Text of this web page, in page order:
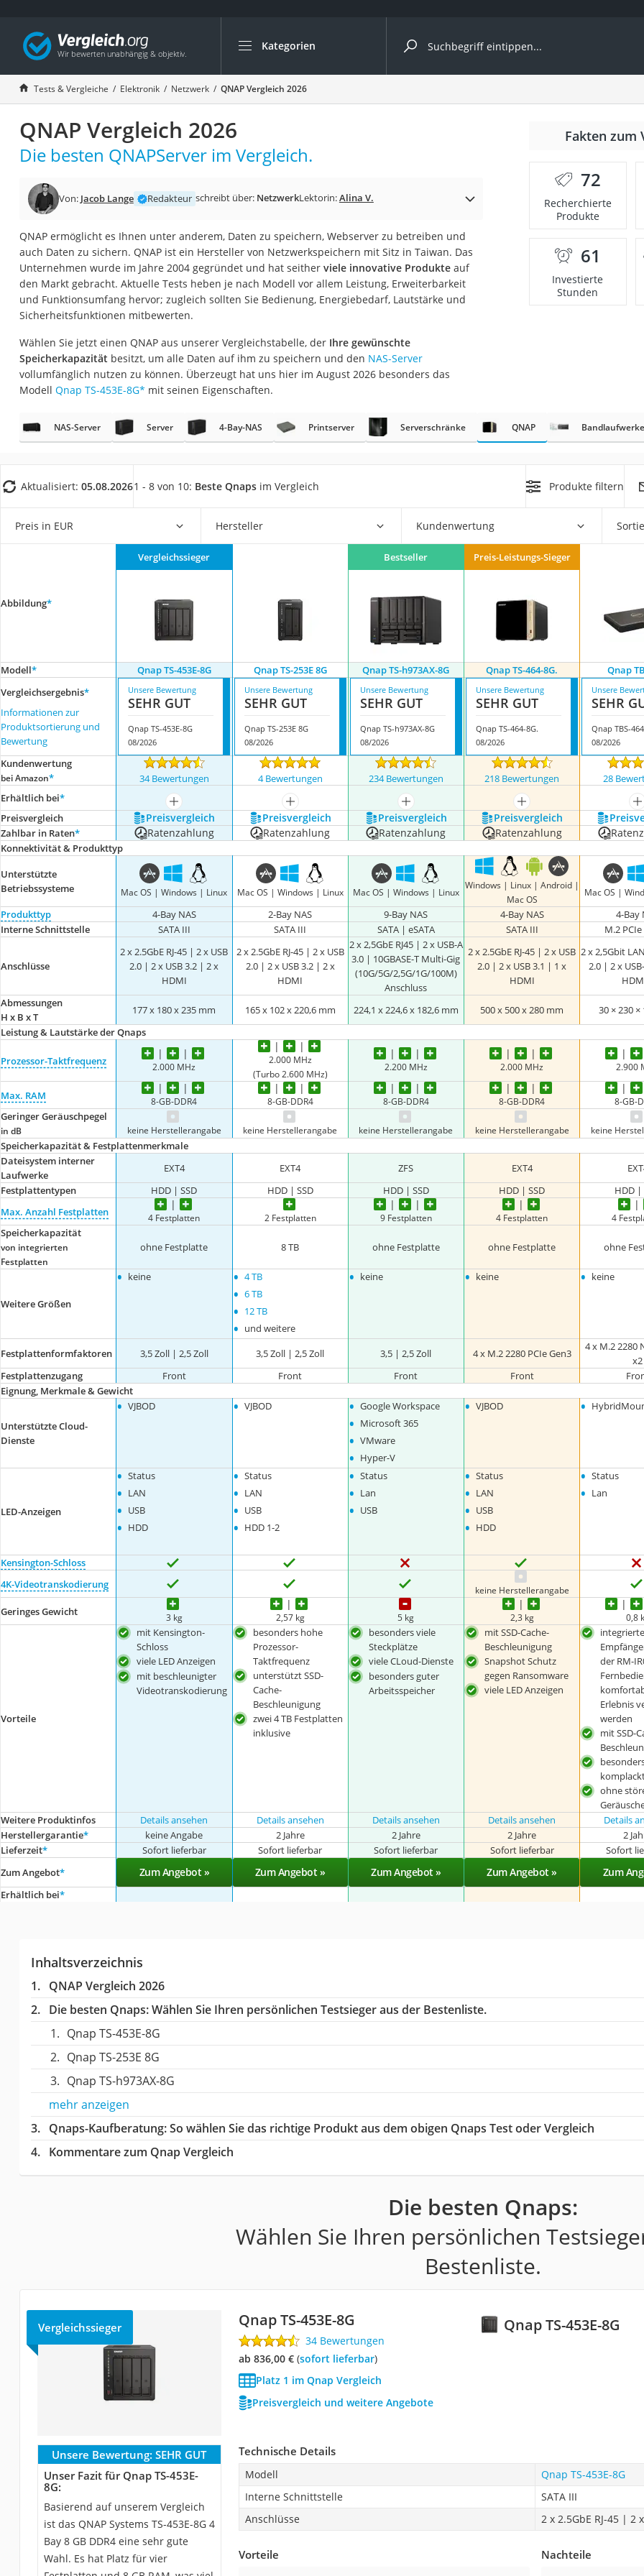
Kategorien
Die beliebtesten Vergleiche nach Kategorie
Elektronik
Powerstation
Monitor 32 Zoll 4K
Fernseher
Drucker
Desktop-PC
Diascanner
Laser-Multifunktionsdrucker
Powerline-Adapter
Powerstation mit Solarpanel
Soundbar
17-Zoll-Laptop
Gaming-Headset
Schnurloses Telefon
Ladekabel Typ 2 Schuko
Tests & Vergleiche Elektronik Netzwerk QNAP Vergleich 2026
QNAP Vergleich 2026
Die besten QNAPServer im Vergleich.
Von: Jacob Lange Redakteur schreibt über: NetzwerkLektorin:Alina V.
QNAP ermöglicht es Ihnen unter anderem, Daten zu speichern, Webserver zu betreiben und
auch Daten zu sichern. QNAP ist ein Hersteller von Netzwerkspeichern mit Sitz in Taiwan. Das
Unternehmen wurde im Jahre 2004 gegründet und hat seither viele innovative Produkteauf
den Markt gebracht. Aktuelle Tests heben je nach Modell vor allem Leistung, Erweiterbarkeit
und Funktionsumfang hervor; zugleich sollten Sie Bedienung, Energiebedarf, Lautstärke und
Sicherheitsfunktionen mitbewerten.
Wählen Sie jetzt einen QNAP aus unserer Vergleichstabelle, der Ihre gewünschte
Speicherkapazität besitzt, um alle Daten auf ihm zu speichern und den NAS-Server
vollumfänglich nutzen zu können. Überzeugt hat uns hier im August 2026 besonders das
Modell Qnap TS-453E-8G* mit seinen Eigenschaften.
Fakten zum
72
Recherchierte
Produkte
61
Investierte
Stunden
NAS-Server Server 4-Bay-NAS Printserver Serverschränke QNAP Bandlaufwerke
Aktualisiert: 05.08.20261 - 8 von 10: Beste Qnaps im Vergleich Produkte filtern
Preis in EUR Hersteller Kundenwertung
Abbildung*
Vergleichssieger Bestseller Preis-Leistungs-Sieger
Modell* Qnap TS-453E-8G Qnap TS-253E 8G Qnap TS-h973AX-8G Qnap TS-464-8G. Qnap
Vergleichsergebnis*
Informationen zur
Produktsortierung und
Bewertung
Unsere Bewertung
SEHR GUT
Qnap TS-453E-8G
08/2026
Unsere Bewertung
SEHR GUT
Qnap TS-253E 8G
08/2026
Unsere Bewertung
SEHR GUT
Qnap TS-h973AX-8G
08/2026
Unsere Bewertung
SEHR GUT
Qnap TS-464-8G.
08/2026
Unsere
SEHR
Qnap TBS-464
08/2026
Kundenwertung
bei Amazon* 34 Bewertungen 4 Bewertungen 234 Bewertungen 218 Bewertungen 28
Erhältlich bei*
mehr anzeigen mehr anzeigen mehr anzeigen mehr anzeigen
Preis­vergleich
Preis­vergleich Preis­vergleich Preis­vergleich Preis­vergleich
Zahlbar in Raten* Ratenzahlung Ratenzahlung Ratenzahlung Ratenzahlung
Konnektivität & Produkttyp
Unterstützte
Betriebssysteme
Mac OS | Windows | Linux Mac OS | Windows | Linux Mac OS | Windows | Linux
Windows | Linux | Android |
Mac OS
Mac OS |
Produkttyp 4-Bay NAS 2-Bay NAS 9-Bay NAS 4-Bay NAS 4-Bay
Interne Schnittstelle
SATA III SATA III SATA | eSATA SATA III M.2
Anschlüsse
2 x 2.5GbE RJ-45 | 2 x USB
2.0 | 2 x USB 3.2 | 2 x
HDMI
2 x 2.5GbE RJ-45 | 2 x USB
2.0 | 2 x USB 3.2 | 2 x
HDMI
2 x 2,5GbE RJ45 | 2 x USB-A
3.0 | 10GBASE-T Multi-Gig
(10G/5G/2,5G/1G/100M)
Anschluss
2 x 2.5GbE RJ-45 | 2 x USB
2.0 | 2 x USB 3.1 | 1 x
HDMI
2 x 2,5Gbit
2.0 | 2 x
Abmessungen
H x B x T
177 x 180 x 235 mm 165 x 102 x 220,6 mm ‎224,1 x 224,6 x 182,6 mm ‎500 x 500 x 280 mm 30 × 230
Leistung & Lautstärke der Qnaps
Prozessor-Taktfrequenz 2.000 MHz
2.000 MHz
(Turbo 2.600 MHz)
2.200 MHz 2.000 MHz 2.900
Max. RAM 8-GB-DDR4 8-GB-DDR4 8-GB-DDR4 8-GB-DDR4 8-GB-
Geringer Geräuschpegel
in dB keine Herstellerangabe keine Herstellerangabe keine Herstellerangabe keine Herstellerangabe keine
Speicherkapazität & Festplattenmerkmale
Dateisystem interner
Laufwerke
EXT4 EXT4 ZFS EXT4
Festplattentypen
HDD | SSD HDD | SSD HDD | SSD HDD | SSD HDD |
Max. Anzahl Festplatten
4 Festplatten 2 Festplatten 9 Festplatten 4 Festplatten 4
Speicherkapazität
von integrierten
Festplatten
ohne Festplatte 8 TB ohne Festplatte ohne Festplatte ohne
Weitere Größen
• keine • 4 TB
• 6 TB
• 12 TB
• und weitere
• keine • keine • keine
Festplattenformfaktoren 3,5 Zoll | 2,5 Zoll 3,5 Zoll | 2,5 Zoll 3,5 | 2,5 Zoll 4 x M.2 2280 PCIe Gen3
4 x M.2 2280
x2
Festplattenzugang
Front Front Front Front
Eignung, Merkmale & Gewicht
Unterstützte Cloud-
Dienste
• VJBOD • VJBOD • Google Workspace
• Microsoft 365
• VMware
• Hyper-V
• VJBOD •
LED-Anzeigen
• Status
• LAN
• USB
• HDD
• Status
• LAN
• USB
• HDD 1-2
• Status
• Lan
• USB
• Status
• LAN
• USB
• HDD
• Status
• Lan
Kensington-Schloss
4K-Videotranskodierung
keine Herstellerangabe
Geringes Gewicht 3 kg 2,57 kg 5 kg 2,3 kg 0,8
Vorteile
mit Kensington-
Schloss
viele LED Anzeigen
mit beschleunigter
Videotranskodierung
besonders hohe
Prozessor-
Taktfrequenz
unterstützt SSD-
Cache-
Beschleunigung
zwei 4 TB Festplatten
inklusive
besonders viele
Steckplätze
viele CLoud-Dienste
besonders guter
Arbeitsspeicher
mit SSD-Cache-
Beschleunigung
Snapshot Schutz
gegen Ransomware
viele LED Anzeigen
der RM-
Erlebnis
werden
mit SSD-
ohne
Weitere Produktinfos Details ansehen Details ansehen Details ansehen Details ansehen Details
Herstellergarantie* keine Angabe 2 Jahre 2 Jahre 2 Jahre 2
Lieferzeit* Sofort lieferbar Sofort lieferbar Sofort lieferbar Sofort lieferbar Sofort
Zum Angebot* Zum Angebot » Zum Angebot » Zum Angebot » Zum Angebot » Zum
Erhältlich bei*
Inhaltsverzeichnis
QNAP Vergleich 2026
Die besten Qnaps:Wählen Sie Ihren persönlichen Testsieger aus der Bestenliste.
Qnap TS-453E-8G
Qnap TS-253E 8G
Qnap TS-h973AX-8G
mehr anzeigen
Qnaps-Kaufberatung: So wählen Sie das richtige Produkt aus dem obigen Qnaps Test oder Vergleich
Kommentare zum Qnap Vergleich
Die besten Qnaps:
Wählen Sie Ihren persönlichen
Bestenliste.
Qnap TS-453E-8G
Vergleichssieger Qnap TS-453E-8G
34 Bewertungen
ab 836,00 €( Sofort lieferbar)
Platz 1 im Qnap Vergleich
Preisvergleich und weitere Angebote
Unsere Bewertung: SEHR GUT
Unser Fazit für Qnap TS-453E-
8G:
Basierend auf unserem Vergleich
ist das QNAP Systems TS-453E-8G 4
Bay 8 GB DDR4 eine sehr gute
Wahl. Es hat Platz für vier
Technische Details
Modell
Qnap TS-453E-8G
Interne Schnittstelle
SATA III
Anschlüsse
2 x 2.5GbE RJ-45 | 2
Vorteile Nachteile